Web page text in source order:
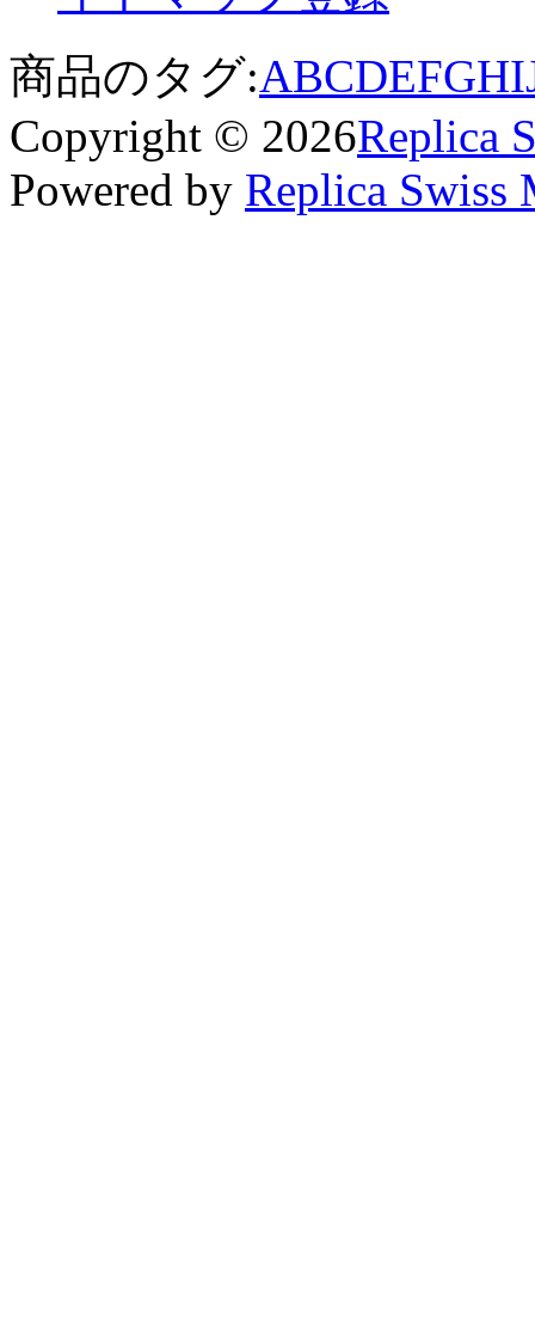
商品のタグ:ABCDEFGHI
Copyright © 2026Replica
Powered by Replica Swiss